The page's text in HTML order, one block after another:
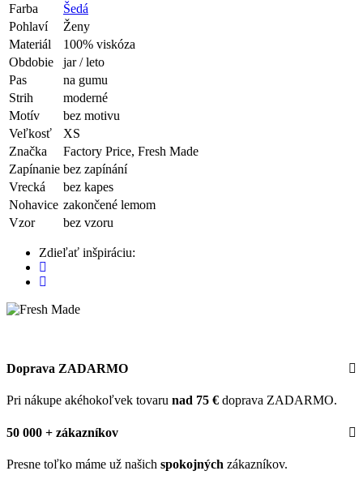
Farba
Šedá
Pohlaví
Ženy
Materiál
100% viskóza
Obdobie
jar / leto
Pas
na gumu
Strih
moderné
Motív
bez motivu
Veľkosť
XS
Značka
Factory Price, Fresh Made
Zapínanie bez zapínání
Vrecká
bez kapes
Nohavice zakončené lemom
Vzor
bez vzoru
Zdieľať inšpiráciu:
Doprava ZADARMO
Pri nákupe akéhokoľvek tovaru nad 75 € doprava ZADARMO.
50 000 + zákazníkov
Presne toľko máme už našich spokojných zákazníkov.